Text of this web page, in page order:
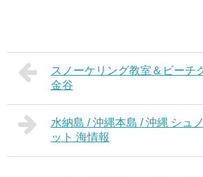
スノーケリング教室＆ビーチ
金谷
水納島 / 沖縄本島 / 沖縄 シュ
ット 海情報